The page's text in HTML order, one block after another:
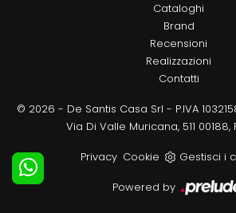
Cataloghi
Brand
Recensioni
Realizzazioni
Contatti
© 2026 - De Santis Casa Srl - P.IVA
Via Di Valle Muricana, 511 00188,
Privacy Cookie
Gestisci i
Powered by